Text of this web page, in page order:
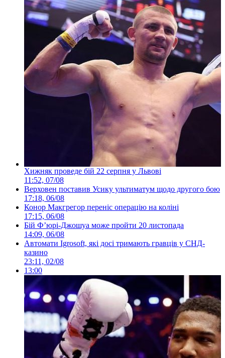
Хижняк проведе бій 22 серпня у Львові
11:52, 07/08
Верховен поставив Усику ультиматум щодо другого бою
17:18, 06/08
Конор Макгрегор переніс операцію на коліні
17:15, 06/08
Бій Ф’юрі-Джошуа може пройти 20 листопада
14:09, 06/08
Автомати Igrosoft, які досі тримають гравців у СНД-
казино
23:11, 02/08
13:00